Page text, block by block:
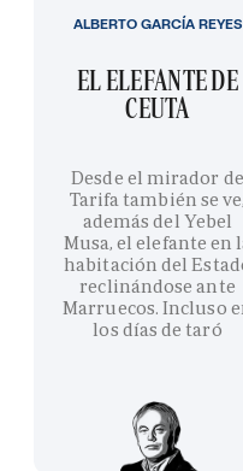
EL ELEFANTE DE
CEUTA
Desde el mirador de
Tarifa también se ve,
además del Yebel
Musa, el elefante en
habitación del
reclinándose ante
Marruecos. Incluso
los días de taró
ALBERTO GARCÍA REYES